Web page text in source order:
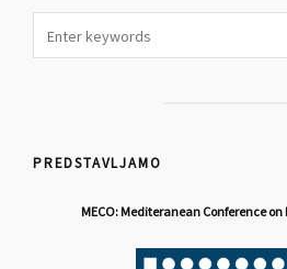
PREDSTAVLJAMO
MECO: Mediteranean Conference